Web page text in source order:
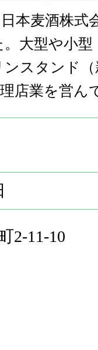
本麦酒株式
大型や小
スタンド
店業を営ん
2-11-10